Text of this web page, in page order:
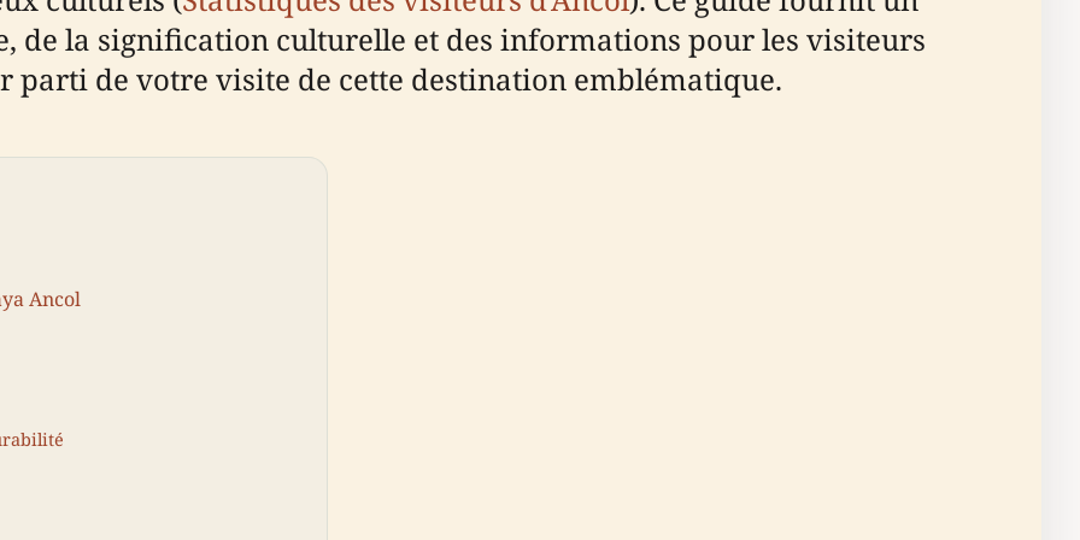
de la signification culturelle et des informations pour les visiteurs
parti de votre visite de cette destination emblématique.
Ancol